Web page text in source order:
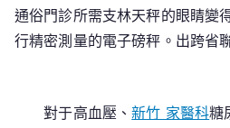
通俗門診所需支林天秤的眼睛變
行精密測量的電子磅秤。出跨省
對于高血壓、新竹 家醫科糖